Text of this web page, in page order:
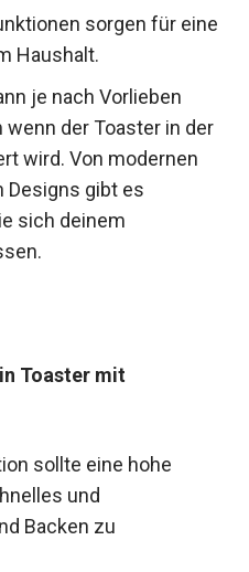
sorgen für eine
Haushalt.
je nach Vorlieben
der Toaster in der
wird. Von modernen
Designs gibt es
sich deinem
Toaster mit
sollte eine hohe
und
Backen zu